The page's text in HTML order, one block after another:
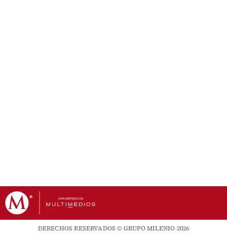
DERECHOS RESERVADOS © GRUPO MILENIO 2026